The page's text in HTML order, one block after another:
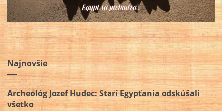
Najnovšie
Archeológ Jozef Hudec: Starí Egypťania odskúšali
všetko